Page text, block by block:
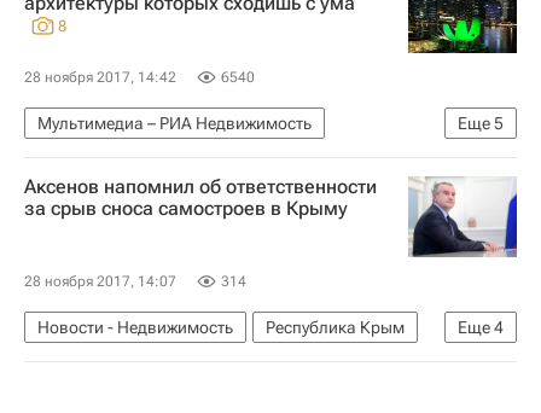
8
28 ноября 2017, 14:42 6540
Еще5
Мультимедиа – РИА Недвижимость
Мультимедиа
Фото
Дизайн
Архитектура
Музеи
Аксенов напомнил об ответственности
за срыв сноса самостроев в Крыму
28 ноября 2017, 14:07 314
Еще4
Новости - Недвижимость
Республика Крым
Сергей Аксенов (политик)
Снос